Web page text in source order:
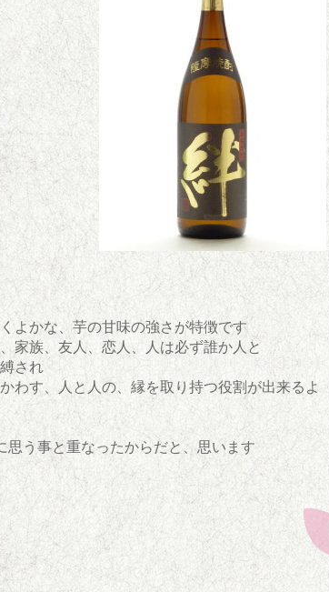
よかな、芋の甘味の強さが特徴です
家族、友人、恋人、人は必ず誰か人と
され
わす、人と人の、縁を取り持つ役割が出来るよ
う事と重なったからだと、思います